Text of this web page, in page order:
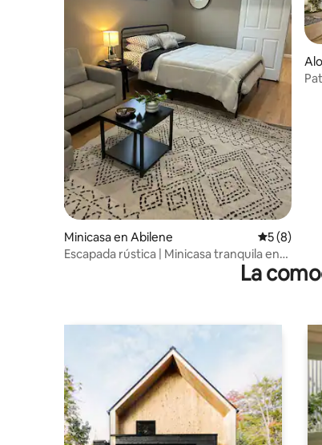
Minicasa en Abilene Calificación
5 (8)
Escapada rústica | Minicasa tranquila en
La